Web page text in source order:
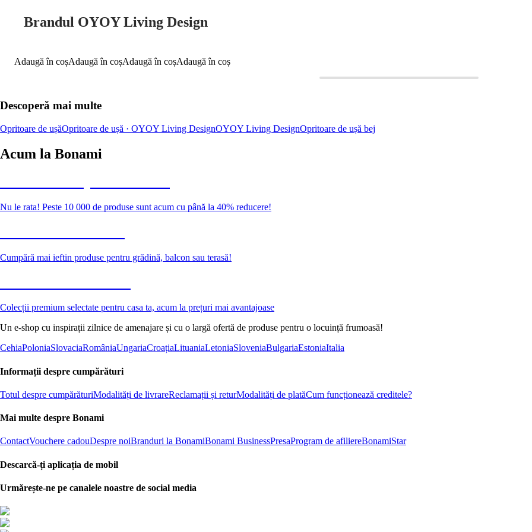
Brandul OYOY Living Design
Adaugă în coșAdaugă în coșAdaugă în coșAdaugă în coș
Descoperă mai multe
Opritoare de ușăOpritoare de ușă · OYOY Living DesignOYOY Living DesignOpritoare de ușă bej
Acum la Bonami
Nu le rata! Peste 10 000 de produse sunt acum cu până la 40% reducere!
Cumpără mai ieftin produse pentru grădină, balcon sau terasă!
Colecții premium selectate pentru casa ta, acum la prețuri mai avantajoase
Un e-shop cu inspirații zilnice de amenajare și cu o largă ofertă de produse pentru o locuință frumoasă!
CehiaPoloniaSlovaciaRomâniaUngariaCroațiaLituaniaLetoniaSloveniaBulgariaEstoniaItalia
Informații despre cumpărături
Totul despre cumpărăturiModalități de livrareReclamații și returModalități de platăCum funcționează creditele?
Mai multe despre Bonami
ContactVouchere cadouDespre noiBranduri la BonamiBonami BusinessPresaProgram de afiliereBonamiStar
Descarcă-ți aplicația de mobil
Urmărește-ne pe canalele noastre de social media